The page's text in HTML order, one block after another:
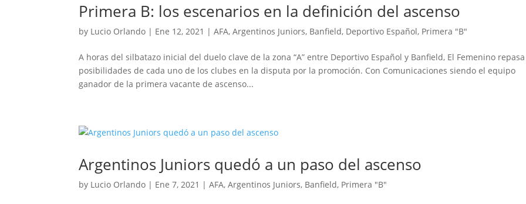
Primera B: los escenarios en la definición del ascenso
by Lucio Orlando | Ene 12, 2021 |AFA,Argentinos Juniors, Banfield, Deportivo Español, Primera "B"
A horas del silbatazo inicial del duelo clave de la zona “A” entre Deportivo Español y Banfield, El Femenino
posibilidades de cada uno de los clubes en la disputa por la promoción. Con Comunicaciones siendo el equipo
ganador de la primera vacante de ascenso...
Argentinos Juniors quedó a un paso del ascenso
by Lucio Orlando | Ene 7, 2021 |AFA,Argentinos Juniors, Banfield, Primera "B"